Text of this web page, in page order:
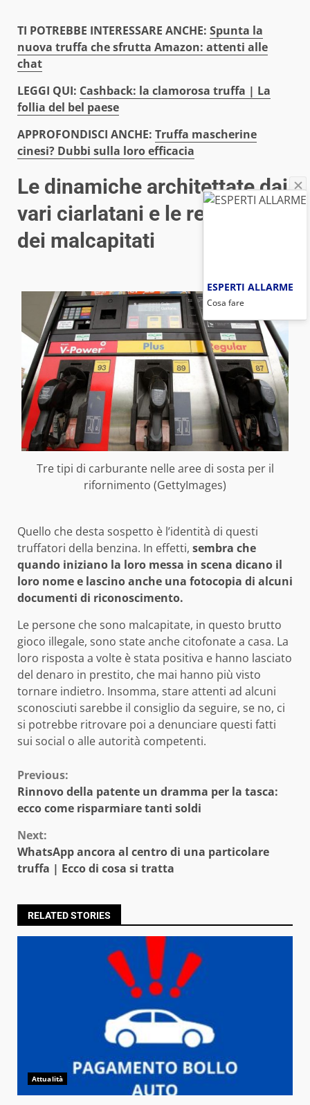
TI POTREBBE INTERESSARE ANCHE: Spunta la
nuova truffa che sfrutta Amazon: attenti alle
chat
LEGGI QUI: Cashback: la clamorosa truffa | La
follia del bel paese
APPROFONDISCI ANCHE: Truffa mascherine
cinesi? Dubbi sulla loro efficacia
Le dinamiche architettate dai
vari ciarlatani e le reazioni
dei malcapitati
Tre tipi di carburante nelle aree di sosta per il
rifornimento (GettyImages)
Quello che desta sospetto è l’identità di questi
truffatori della benzina. In effetti, sembra che
quando iniziano la loro messa in scena dicano il
loro nome e lascino anche una fotocopia di alcuni
documenti di riconoscimento.
Le persone che sono malcapitate, in questo brutto
gioco illegale, sono state anche citofonate a casa. La
loro risposta a volte è stata positiva e hanno lasciato
del denaro in prestito, che mai hanno più visto
tornare indietro. Insomma, stare attenti ad alcuni
sconosciuti sarebbe il consiglio da seguire, se no, ci
si potrebbe ritrovare poi a denunciare questi fatti
sui social o alle autorità competenti.
Continue
Reading
Previous:
Rinnovo della patente un dramma per la tasca:
ecco come risparmiare tanti soldi
Next:
WhatsApp ancora al centro di una particolare
truffa | Ecco di cosa si tratta
RELATED STORIES
Attualità
ESPERTI ALLARME
Cosa fare